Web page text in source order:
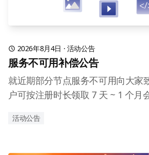
2026年8月4日 · 活动公告
服务不可用补偿公告
就近期部分节点服务不可用向大家
户可按注册时长领取 7 天 ~ 1 个月
活动公告